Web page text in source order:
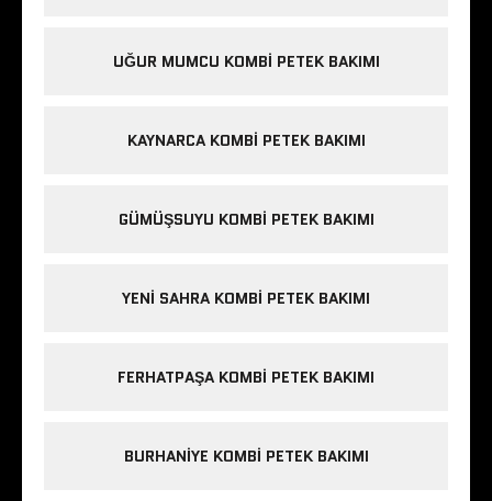
UĞUR MUMCU KOMBI PETEK BAKIMI
KAYNARCA KOMBI PETEK BAKIMI
GÜMÜŞSUYU KOMBI PETEK BAKIMI
YENI SAHRA KOMBI PETEK BAKIMI
FERHATPAŞA KOMBI PETEK BAKIMI
BURHANIYE KOMBI PETEK BAKIMI